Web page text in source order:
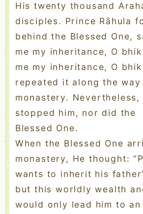
His twenty thousand
disciples. Prince Rāhula
behind the Blessed One,
me my inheritance, O
me my inheritance, O
repeated it along the
monastery. Nevertheless,
stopped him, nor did the
Blessed One.
When the Blessed One
monastery, He thought:
wants to inherit his
but this worldly wealth
would only lead him to an